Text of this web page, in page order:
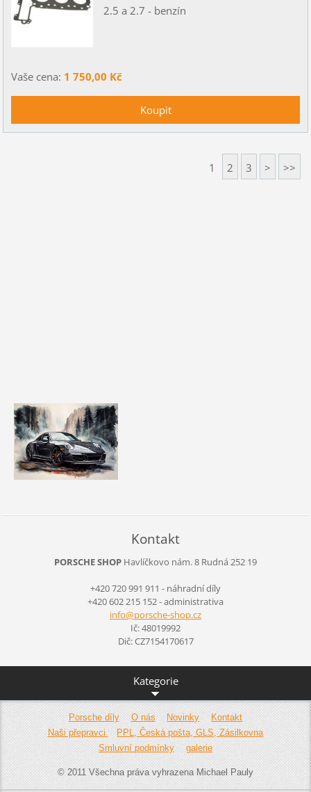
2.5 a 2.7 - benzín
Vaše cena: 1 750,00 Kč
1 2 3 > >>
Kontakt
PORSCHE SHOP Havlíčkovo nám. 8 Rudná 252 19
+420 720 991 911 - náhradní díly
+420 602 215 152 - administrativa
info@porsche-shop.cz
Ič: 48019992
Dič: CZ7154170617
Kategorie
Porsche díly O nás Novinky
Kontakt
Naši přepravci
PPL, Česká pošta, GLS, Zásilkovna
Smluvní podmínky
galerie
© 2011 Všechna práva vyhrazena Michael Pauly